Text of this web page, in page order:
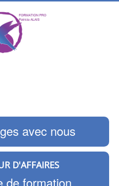
avec nous
D'AFFAIRES
de formation